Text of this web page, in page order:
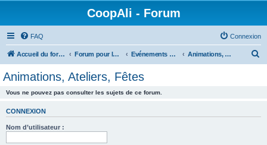
CoopAli - Forum
FAQ Connexion
Accueil du forum Forum pour la Coopérative alimentaire Evénements de CoopAli Animations, Ateliers, Fêtes
Animations, Ateliers, Fêtes
Vous ne pouvez pas consulter les sujets de ce forum.
CONNEXION
Nom d’utilisateur :